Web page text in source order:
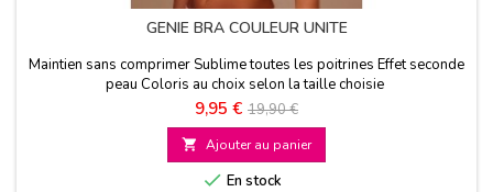
GENIE BRA COULEUR UNITE
Maintien sans comprimer Sublime toutes les poitrines Effet seconde
peau Coloris au choix selon la taille choisie
Prix
9,95 € Prix
de
base
19,90 €
 Ajouter au panier
 En stock